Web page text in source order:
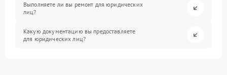
Выполняете ли вы ремонт для юридических
лиц?
Какую документацию вы предоставляете
для юридических лиц?